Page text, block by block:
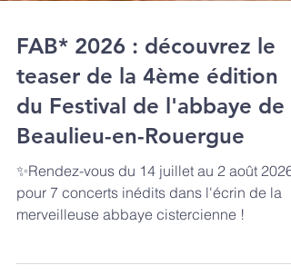
FAB* 2026 : découvrez le
teaser de la 4ème édition
du Festival de l'abbaye de
Beaulieu-en-Rouergue
✨Rendez-vous du 14 juillet au 2 août 2026